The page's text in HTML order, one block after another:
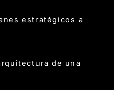
estratégicos a
de una